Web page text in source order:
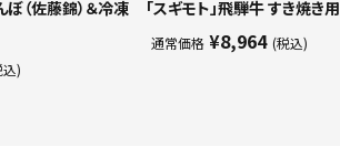
（佐藤錦）＆冷凍
)
「スギモト」飛騨牛 すき焼き用
通常価格¥8,964 (税込)